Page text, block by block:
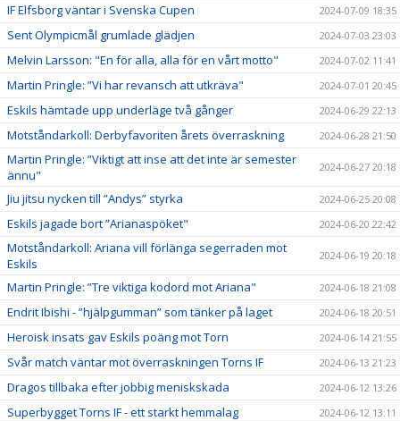
IF Elfsborg väntar i Svenska Cupen 2024-07-09 18:35
Sent Olympicmål grumlade glädjen 2024-07-03 23:03
Melvin Larsson: "En för alla, alla för en vårt motto" 2024-07-02 11:41
Martin Pringle: ”Vi har revansch att utkräva" 2024-07-01 20:45
Eskils hämtade upp underläge två gånger 2024-06-29 22:13
Motståndarkoll: Derbyfavoriten årets överraskning 2024-06-28 21:50
Martin Pringle: ”Viktigt att inse att det inte är semester
ännu"
2024-06-27 20:18
Jiu jitsu nycken till ”Andys” styrka 2024-06-25 20:08
Eskils jagade bort ”Arianaspöket" 2024-06-20 22:42
Motståndarkoll: Ariana vill förlänga segerraden mot
Eskils
2024-06-19 20:18
Martin Pringle: ”Tre viktiga kodord mot Ariana" 2024-06-18 21:08
Endrit Ibishi - ”hjälpgumman” som tänker på laget 2024-06-18 20:51
Heroisk insats gav Eskils poäng mot Torn 2024-06-14 21:55
Svår match väntar mot överraskningen Torns IF 2024-06-13 21:23
Dragos tillbaka efter jobbig meniskskada 2024-06-12 13:26
Superbygget Torns IF - ett starkt hemmalag 2024-06-12 13:11